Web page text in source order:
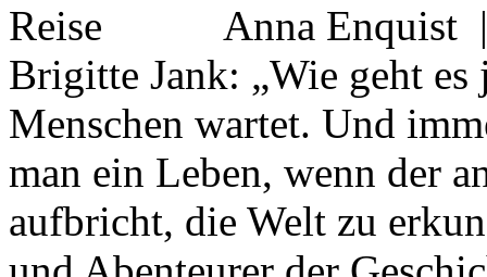
Anna Enquist
Brigitte Jank: „Wie geht es
Menschen wartet. Und
man ein Leben, wenn der
aufbricht, die Welt zu